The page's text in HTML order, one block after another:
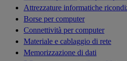
Attrezzature informatiche
Borse per computer
Connettività per computer
Materiale e cablaggio di rete
Memorizzazione di dati